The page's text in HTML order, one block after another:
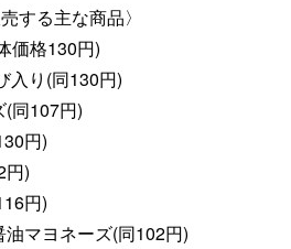
する主な商品〉
価格130円)
入り(同130円)
(同107円)
円)
円)
円)
油マヨネーズ(同102円)